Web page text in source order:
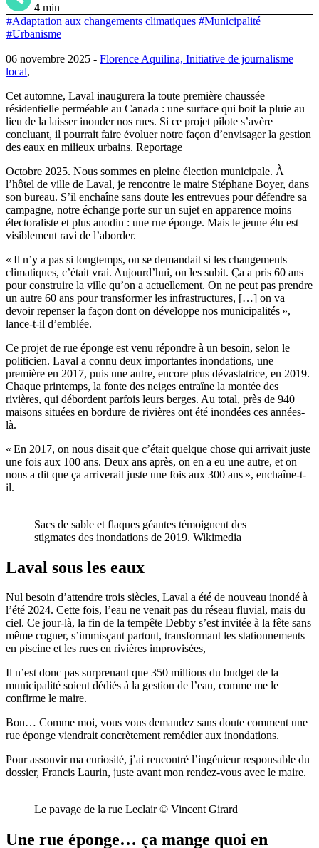
4 min
#Adaptation aux changements climatiques #Municipalité
#Urbanisme
06 novembre 2025 - Florence Aquilina, Initiative de journalisme
local,
Cet automne, Laval inaugurera la toute première chaussée
résidentielle perméable au Canada : une surface qui boit la pluie au
lieu de la laisser inonder nos rues. Si ce projet pilote s’avère
concluant, il pourrait faire évoluer notre façon d’envisager la gestion
des eaux en milieux urbains. Reportage
Octobre 2025. Nous sommes en pleine élection municipale. À
l’hôtel de ville de Laval, je rencontre le maire Stéphane Boyer, dans
son bureau. S’il enchaîne sans doute les entrevues pour défendre sa
campagne, notre échange porte sur un sujet en apparence moins
électoraliste et plus anodin : une rue éponge. Mais le jeune élu est
visiblement ravi de l’aborder.
« Il n’y a pas si longtemps, on se demandait si les changements
climatiques, c’était vrai. Aujourd’hui, on les subit. Ça a pris 60 ans
pour construire la ville qu’on a actuellement. On ne peut pas prendre
un autre 60 ans pour transformer les infrastructures, […] on va
devoir repenser la façon dont on développe nos municipalités »,
lance-t-il d’emblée.
Ce projet de rue éponge est venu répondre à un besoin, selon le
politicien. Laval a connu deux importantes inondations, une
première en 2017, puis une autre, encore plus dévastatrice, en 2019.
Chaque printemps, la fonte des neiges entraîne la montée des
rivières, qui débordent parfois leurs berges. Au total, près de 940
maisons situées en bordure de rivières ont été inondées ces années-
là.
« En 2017, on nous disait que c’était quelque chose qui arrivait juste
une fois aux 100 ans. Deux ans après, on en a eu une autre, et on
nous a dit que ça arriverait juste une fois aux 300 ans », enchaîne-t-
il.
Sacs de sable et flaques géantes témoignent des
stigmates des inondations de 2019. Wikimedia
Laval sous les eaux
Nul besoin d’attendre trois siècles, Laval a été de nouveau inondé à
l’été 2024. Cette fois, l’eau ne venait pas du réseau fluvial, mais du
ciel. Ce jour-là, la fin de la tempête Debby s’est invitée à la fête sans
même cogner, s’immisçant partout, transformant les stationnements
en piscine et les rues en rivières improvisées,
Il n’est donc pas surprenant que 350 millions du budget de la
municipalité soient dédiés à la gestion de l’eau, comme me le
confirme le maire.
Bon… Comme moi, vous vous demandez sans doute comment une
rue éponge viendrait concrètement remédier aux inondations.
Pour assouvir ma curiosité, j’ai rencontré l’ingénieur responsable du
dossier, Francis Laurin, juste avant mon rendez-vous avec le maire.
Le pavage de la rue Leclair © Vincent Girard
Une rue éponge… ça mange quoi en